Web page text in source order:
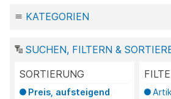
KATEGORIEN
SUCHEN, FILTERN &
SORTIERUNG
Preis, aufsteigend